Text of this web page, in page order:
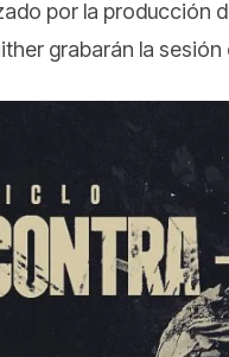
por la producción
grabarán la